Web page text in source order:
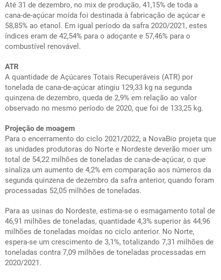
Até 31 de dezembro, no mix de produção, 41,15% de toda a
cana-de-açúcar moída foi destinada à fabricação de açúcar e
58,85% ao etanol. Em igual período da safra 2020/2021, estes
índices eram de 42,54% para o adoçante e 57,46% para o
combustível renovável.
ATR
A quantidade de Açúcares Totais Recuperáveis (ATR) por
tonelada de cana-de-açúcar atingiu 129,33 kg na segunda
quinzena de dezembro, queda de 2,9% em relação ao valor
observado no mesmo período de 2020, que foi de 133,25 kg.
Projeção de moagem
Para o encerramento do ciclo 2021/2022, a NovaBio projeta que
as unidades produtoras do Norte e Nordeste deverão moer um
total de 54,22 milhões de toneladas de cana-de-açúcar, o que
sinaliza um aumento de 4,2% em comparação aos números da
segunda quinzena de dezembro da safra anterior, quando foram
processadas 52,05 milhões de toneladas.
Para as usinas do Nordeste, estima-se o esmagamento total de
46,91 milhões de toneladas, quantidade 4,3% superior às 44,96
milhões de toneladas moídas no ciclo anterior. No Norte,
espera-se um crescimento de 3,1%, totalizando 7,31 milhões de
toneladas contra 7,09 milhões de toneladas processadas em
2020/2021.